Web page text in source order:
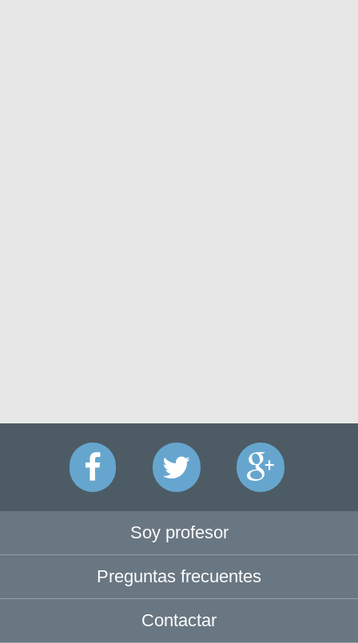
Soy profesor
Preguntas frecuentes
Contactar